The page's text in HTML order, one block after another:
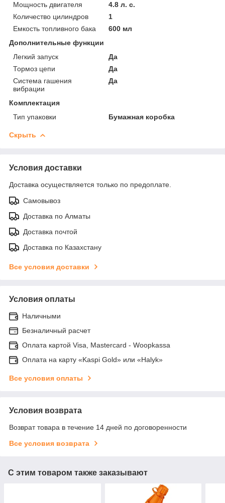
Мощность двигателя
4.8 л. с.
Количество цилиндров
1
Емкость топливного бака
600 мл
Дополнительные функции
Легкий запуск
Да
Тормоз цепи
Да
Система гашения
вибрации
Да
Комплектация
Тип упаковки
Бумажная коробка
Скрыть
Условия доставки
Доставка осуществляется только по предоплате.
Самовывоз
Доставка по Алматы
Доставка почтой
Доставка по Казахстану
Все условия доставки
Условия оплаты
Наличными
Безналичный расчет
Оплата картой Visa, Mastercard - Woopkassa
Оплата на карту «Kaspi Gold» или «Halyk»
Все условия оплаты
Условия возврата
Возврат товара в течение 14 дней по договоренности
Все условия возврата
С этим товаром также заказывают